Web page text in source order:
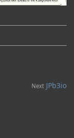
Next JPb3io